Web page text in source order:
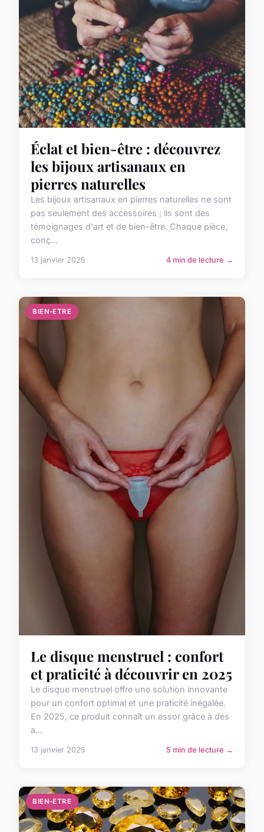
Éclat et bien-être : découvrez
les bijoux artisanaux en
pierres naturelles
Les bijoux artisanaux en pierres naturelles ne sont
pas seulement des accessoires ; ils sont des
témoignages d'art et de bien-être. Chaque pièce,
conç...
13 janvier 2025 4 min de lecture →
BIEN-ETRE
Le disque menstruel : confort
et praticité à découvrir en 2025
Le disque menstruel offre une solution innovante
pour un confort optimal et une praticité inégalée.
En 2025, ce produit connaît un essor grâce à des
a...
13 janvier 2025 5 min de lecture →
BIEN-ETRE